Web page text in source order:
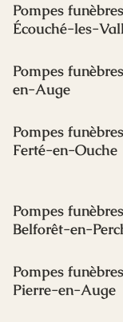
Pompes funèbres
Écouché-les-
Pompes
en-Auge
Pompes
Ferté-en-Ouche
Pompes funèbres
Belforêt-en-
Pompes
Pierre-en-Auge